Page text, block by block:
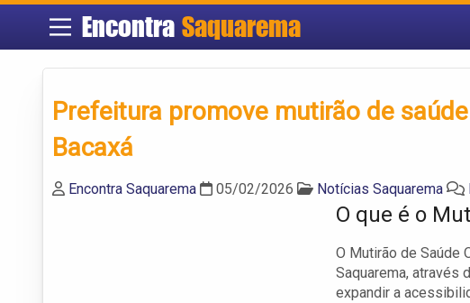
Encontra Saquarema
Prefeitura promove mutirão de
Bacaxá
Encontra Saquarema 05/02/2026 Notícias Saquarema
O que é o
O Mutirão de Saúde
Saquarema, através
expandir a